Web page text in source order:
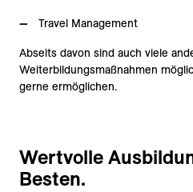
Travel Management
Abseits davon sind auch viele
Weiterbildungsmaßnahmen
gerne ermöglichen.
Wertvolle
Besten.